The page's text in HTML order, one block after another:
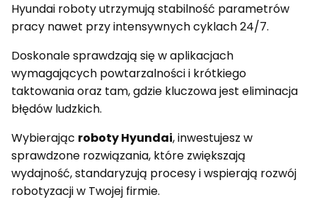
Hyundai roboty utrzymują stabilność parametrów
pracy nawet przy intensywnych cyklach 24/7.
Doskonale sprawdzają się w aplikacjach
wymagających powtarzalności i krótkiego
taktowania oraz tam, gdzie kluczowa jest eliminacja
błędów ludzkich.
Wybierając roboty Hyundai, inwestujesz w
sprawdzone rozwiązania, które zwiększają
wydajność, standaryzują procesy i wspierają rozwój
robotyzacji w Twojej firmie.